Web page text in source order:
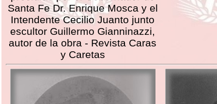
Santa Fe Dr. Enrique Mosca y el
Intendente Cecilio Juanto junto
escultor Guillermo Gianninazzi,
autor de la obra - Revista Caras
y Caretas